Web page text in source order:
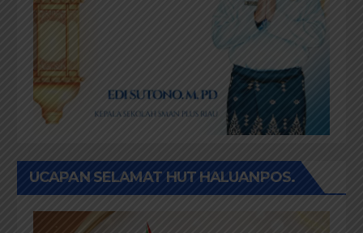
UCAPAN SELAMAT HUT HALUANPOS.